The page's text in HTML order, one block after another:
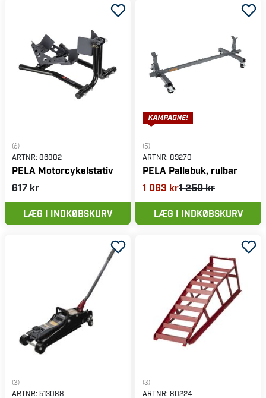
(6)
ARTNR: 86802
PELA Motorcykelstativ
617 kr
LÆG I INDKØBSKURV
(5)
ARTNR: 89270
PELA Pallebuk, rulbar
1 063 kr1 250 kr
LÆG I INDKØBSKURV
(3)
ARTNR: 513088
(3)
ARTNR: 80224